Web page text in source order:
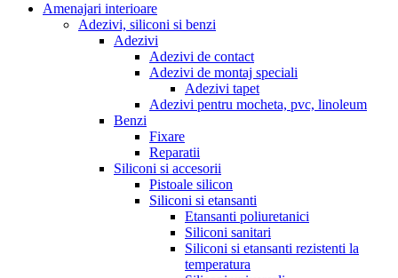
Amenajari interioare
Adezivi, siliconi si benzi
Adezivi
Adezivi de contact
Adezivi de montaj speciali
Adezivi tapet
Adezivi pentru mocheta, pvc, linoleum
Benzi
Fixare
Reparatii
Siliconi si accesorii
Pistoale silicon
Siliconi si etansanti
Etansanti poliuretanici
Siliconi sanitari
Siliconi si etansanti rezistenti la
temperatura